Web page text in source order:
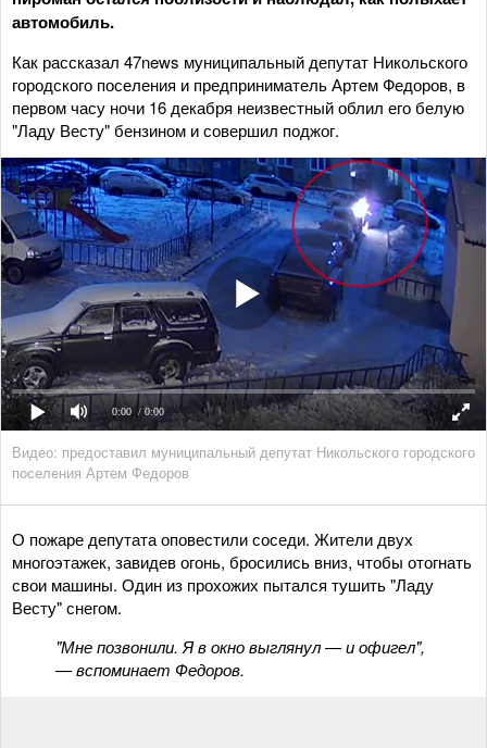
автомобиль.
Как рассказал 47news муниципальный депутат Никольского
городского поселения и предприниматель Артем Федоров, в
первом часу ночи 16 декабря неизвестный облил его белую
"Ладу Весту" бензином и совершил поджог.
0:00 / 0:00
Видео: предоставил муниципальный депутат Никольского городского
поселения Артем Федоров
О пожаре депутата оповестили соседи. Жители двух
многоэтажек, завидев огонь, бросились вниз, чтобы отогнать
свои машины. Один из прохожих пытался тушить "Ладу
Весту" снегом.
"Мне позвонили. Я в окно выглянул — и офигел",
— вспоминает Федоров.